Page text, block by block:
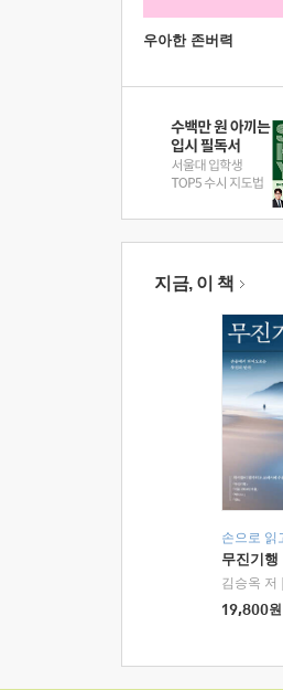
우아한 존버력
지금, 이 책
손으로 읽
무진기행
김승옥 저
19,800원